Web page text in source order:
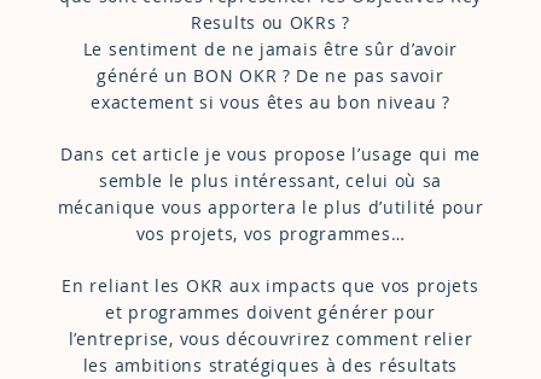
Results ou OKRs ?
Le sentiment de ne jamais être sûr d’avoir
généré un BON OKR ? De ne pas savoir
exactement si vous êtes au bon niveau ?
Dans cet article je vous propose l’usage qui me
semble le plus intéressant, celui où sa
mécanique vous apportera le plus d’utilité pour
vos projets, vos programmes…
En reliant les OKR aux impacts que vos projets
et programmes doivent générer pour
l’entreprise, vous découvrirez comment relier
les ambitions stratégiques à des résultats